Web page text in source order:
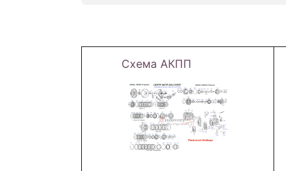
Схема АКПП